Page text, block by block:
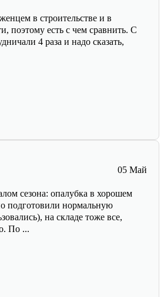
в строительстве и в
поэтому есть с чем сравнить. С
4 раза и надо сказать,
05 Май
сезона: опалубка в хорошем
подготовили нормальную
на складе тоже все,
По ...